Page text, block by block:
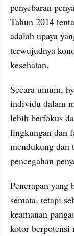
penyebaran
Tahun 2014
adalah upaya
terwujudnya
kesehatan.
Secara umum,
individu dalam
lebih berfokus
lingkungan dan
mendukung dan
pencegahan
Penerapan yang
semata, tetapi
keamanan
kotor berpotensi